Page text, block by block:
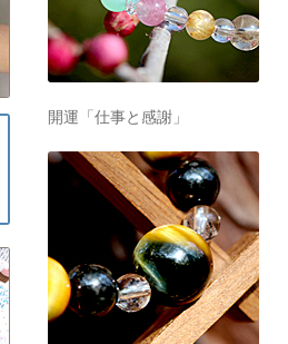
開運「仕事と感謝」